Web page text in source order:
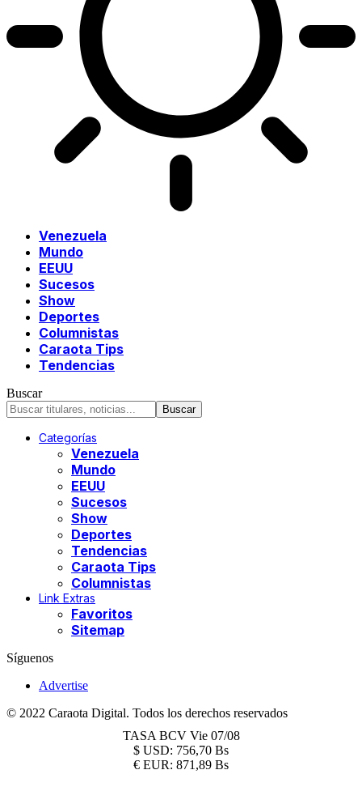
Venezuela
Mundo
EEUU
Sucesos
Show
Deportes
Columnistas
Caraota Tips
Tendencias
Buscar
Categorías
Venezuela
Mundo
EEUU
Sucesos
Show
Deportes
Tendencias
Caraota Tips
Columnistas
Link Extras
Favoritos
Sitemap
Síguenos
Advertise
© 2022 Caraota Digital. Todos los derechos reservados
TASA BCV Vie 07/08
$ USD: 756,70 Bs
€ EUR: 871,89 Bs